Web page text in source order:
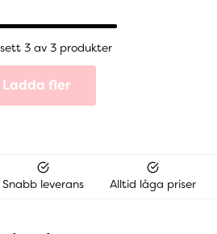
3 av 3 produkter
Ladda fler
Snabb leverans Alltid låga priser